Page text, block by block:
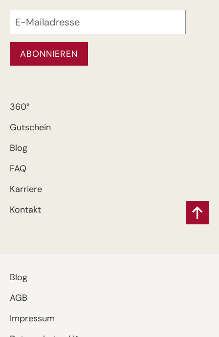
360°
Gutschein
Blog
FAQ
Karriere
Kontakt
Blog
AGB
Impressum